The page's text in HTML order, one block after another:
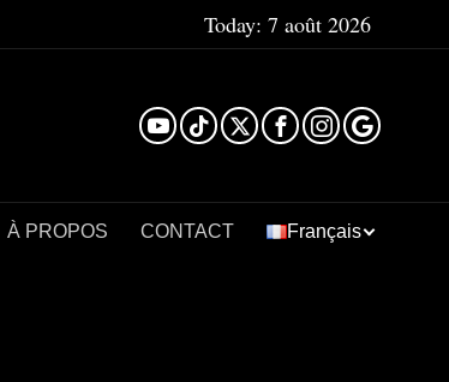
Today: 7 août 2026
À PROPOS CONTACT Français